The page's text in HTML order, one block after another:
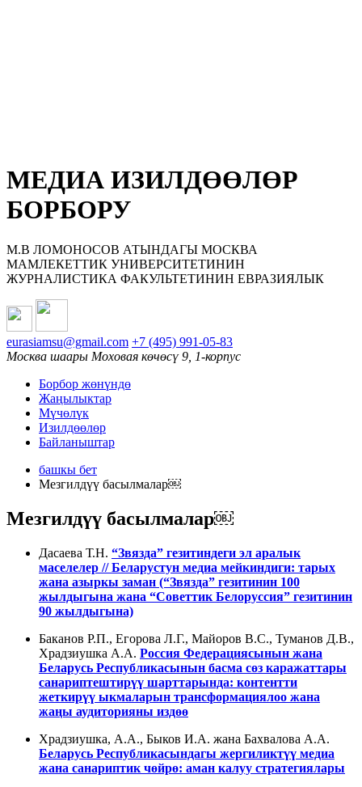
МЕДИА ИЗИЛДӨӨЛӨР
БОРБОРУ
М.В ЛОМОНОСОВ АТЫНДАГЫ МОСКВА
МАМЛЕКЕТТИК УНИВЕРСИТЕТИНИН
ЖУРНАЛИСТИКА ФАКУЛЬТЕТИНИН ЕВРАЗИЯЛЫК
eurasiamsu@gmail.com +7 (495) 991-05-83
Москва шаары Моховая көчөсү 9, 1-корпус
Борбор жөнүндө
Жаңылыктар
Мүчөлүк
Изилдөөлөр
Байланыштар
башкы бет
Мезгилдүү басылмалар￼
Мезгилдүү басылмалар￼
Дасаева Т.Н. “Звязда” гезитиндеги эл аралык
маселелер // Беларустун медиа мейкиндиги: тарых
жана азыркы заман (“Звязда” гезитинин 100
жылдыгына жана “Советтик Белоруссия” гезитинин
90 жылдыгына)
Баканов Р.П., Егорова Л.Г., Майоров В.С., Туманов Д.В.,
Храдзиушка А.А. Россия Федерациясынын жана
Беларусь Республикасынын басма сөз каражаттары
санариптештирүү шарттарында: контентти
жеткирүү ыкмаларын трансформациялоо жана
жаңы аудиторияны издөө
Храдзиушка, А.А., Быков И.А. жана Бахвалова А.А.
Беларусь Республикасындагы жергиликтүү медиа
жана санариптик чөйрө: аман калуу стратегиялары